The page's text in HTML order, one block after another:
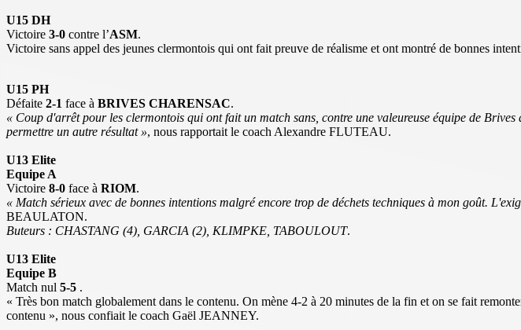
U15 DH
Victoire 3-0 contre l’ASM.
Victoire sans appel des jeunes clermontois qui ont fait preuve de réalisme et ont montré de bonnes
U15 PH
Défaite 2-1 face à BRIVES CHARENSAC.
« Coup d'arrêt pour les clermontois qui ont fait un match sans, contre une valeureuse équipe de
permettre un autre résultat », nous rapportait le coach Alexandre FLUTEAU.
U13 Elite
Equipe A
Victoire 8-0 face à RIOM.
« Match sérieux avec de bonnes intentions malgré encore trop de déchets techniques à mon goût.
BEAULATON.
Buteurs : CHASTANG (4), GARCIA (2), KLIMPKE, TABOULOUT.
U13 Elite
Equipe B
Match nul 5-5 .
« Très bon match globalement dans le contenu. On mène 4-2 à 20 minutes de la fin et on se fait
contenu », nous confiait le coach Gaël JEANNEY.